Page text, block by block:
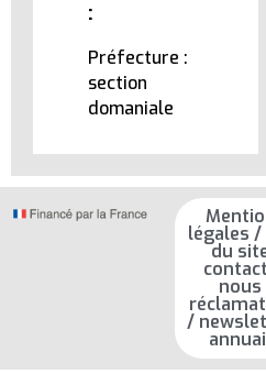
:
Préfecture :
section
domaniale
légales /
du
/